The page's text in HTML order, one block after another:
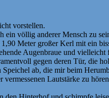
vorstellen.
ein völlig anderer Mensch zu
Meter großer Kerl mit ein
Augenbraue und
gegen deren Tür, die
ab, die mir beim
Lautstärke zu